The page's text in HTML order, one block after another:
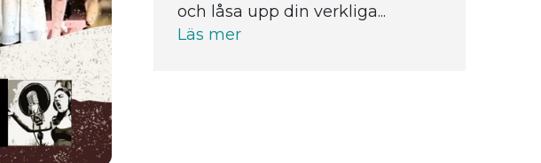
och låsa upp din verkliga...
Läs mer